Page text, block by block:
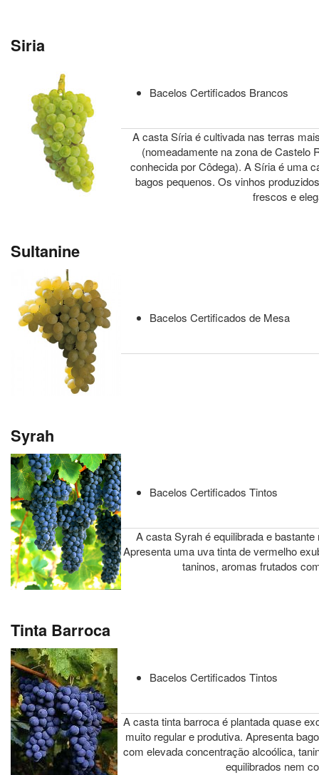
Siria
Bacelos Certificados Brancos
A casta Síria é cultivada nas terras
(nomeadamente na zona de Castelo
conhecida por Côdega). A Síria é uma
bagos pequenos. Os vinhos
frescos e
Sultanine
Bacelos Certificados de Mesa
Syrah
Bacelos Certificados Tintos
A casta Syrah é equilibrada e
Apresenta uma uva tinta de vermelho
taninos, aromas frutados
Tinta Barroca
Bacelos Certificados Tintos
A casta tinta barroca é plantada quase
muito regular e produtiva. Apresenta
com elevada concentração alcoólica,
equilibrados nem